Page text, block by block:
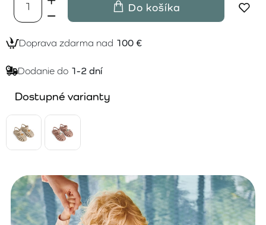
Do košíka
Doprava zdarma nad 100 €
Dodanie do 1-2 dní
Dostupné varianty